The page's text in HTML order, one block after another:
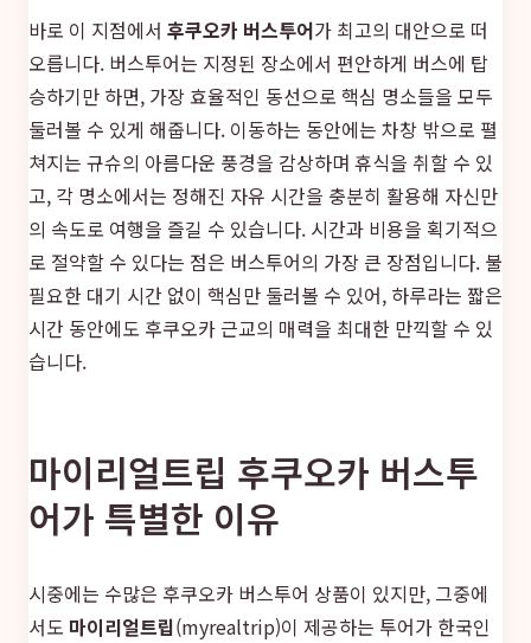
바로 이 지점에서 후쿠오카 버스투어가 최고의 대안으로 떠
오릅니다. 버스투어는 지정된 장소에서 편안하게 버스에 탑
승하기만 하면, 가장 효율적인 동선으로 핵심 명소들을 모두
둘러볼 수 있게 해줍니다. 이동하는 동안에는 차창 밖으로 펼
쳐지는 규슈의 아름다운 풍경을 감상하며 휴식을 취할 수 있
고, 각 명소에서는 정해진 자유 시간을 충분히 활용해 자신만
의 속도로 여행을 즐길 수 있습니다. 시간과 비용을 획기적으
로 절약할 수 있다는 점은 버스투어의 가장 큰 장점입니다. 불
필요한 대기 시간 없이 핵심만 둘러볼 수 있어, 하루라는 짧은
시간 동안에도 후쿠오카 근교의 매력을 최대한 만끽할 수 있
습니다.
마이리얼트립 후쿠오카 버스투
어가 특별한 이유
시중에는 수많은 후쿠오카 버스투어 상품이 있지만, 그중에
서도 마이리얼트립(myrealtrip)이 제공하는 투어가 한국인